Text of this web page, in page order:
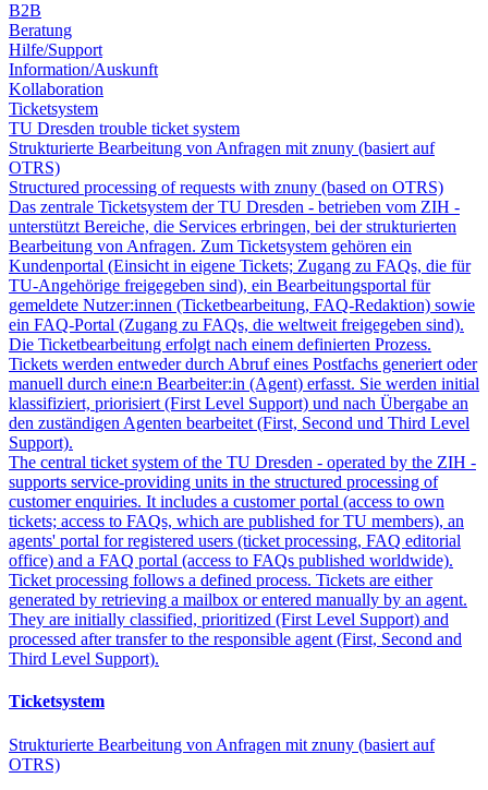
B2B
Beratung
Hilfe/Support
Information/Auskunft
Kollaboration
Ticketsystem
TU Dresden trouble ticket system
Strukturierte Bearbeitung von Anfragen mit znuny (basiert auf
OTRS)
Structured processing of requests with znuny (based on OTRS)
Das zentrale Ticketsystem der TU Dresden - betrieben vom ZIH -
unterstützt Bereiche, die Services erbringen, bei der strukturierten
Bearbeitung von Anfragen. Zum Ticketsystem gehören ein
Kundenportal (Einsicht in eigene Tickets; Zugang zu FAQs, die für
TU-Angehörige freigegeben sind), ein Bearbeitungsportal für
gemeldete Nutzer:innen (Ticketbearbeitung, FAQ-Redaktion) sowie
ein FAQ-Portal (Zugang zu FAQs, die weltweit freigegeben sind).
Die Ticketbearbeitung erfolgt nach einem definierten Prozess.
Tickets werden entweder durch Abruf eines Postfachs generiert oder
manuell durch eine:n Bearbeiter:in (Agent) erfasst. Sie werden initial
klassifiziert, priorisiert (First Level Support) und nach Übergabe an
den zuständigen Agenten bearbeitet (First, Second und Third Level
Support).
The central ticket system of the TU Dresden - operated by the ZIH -
supports service-providing units in the structured processing of
customer enquiries. It includes a customer portal (access to own
tickets; access to FAQs, which are published for TU members), an
agents' portal for registered users (ticket processing, FAQ editorial
office) and a FAQ portal (access to FAQs published worldwide).
Ticket processing follows a defined process. Tickets are either
generated by retrieving a mailbox or entered manually by an agent.
They are initially classified, prioritized (First Level Support) and
processed after transfer to the responsible agent (First, Second and
Third Level Support).
Ticketsystem
Strukturierte Bearbeitung von Anfragen mit znuny (basiert auf
OTRS)